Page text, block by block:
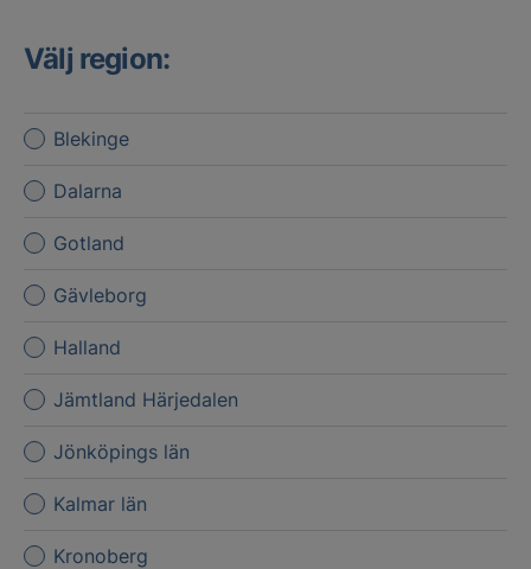
Välj region:
Blekinge
Dalarna
Gotland
Gävleborg
Halland
Jämtland Härjedalen
Jönköpings län
Kalmar län
Kronoberg